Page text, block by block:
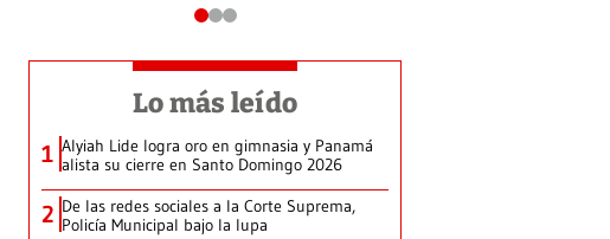
Lo más leído
1 Alyiah Lide logra oro en gimnasia y Panamá
alista su cierre en Santo Domingo 2026
2 De las redes sociales a la Corte Suprema,
Policía Municipal bajo la lupa